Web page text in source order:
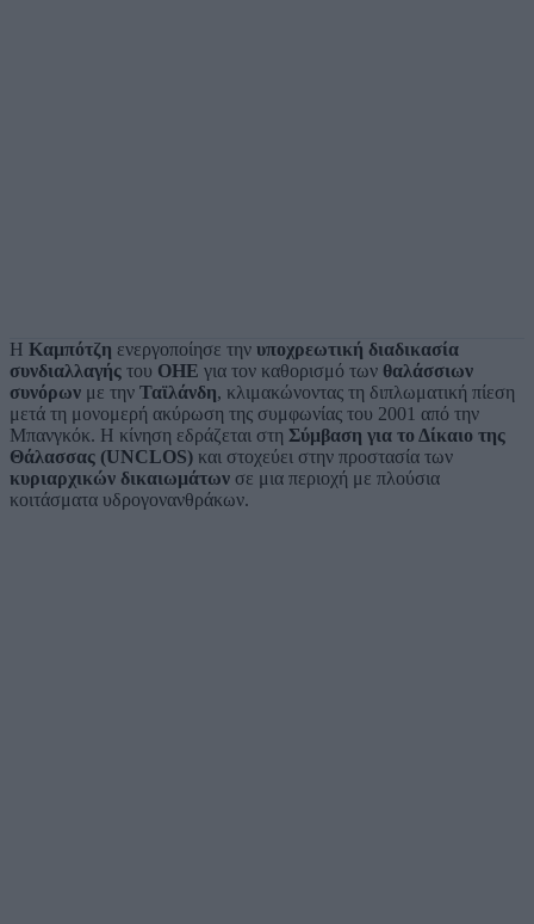
Η Καμπότζη ενεργοποίησε την υποχρεωτική διαδικασία
συνδιαλλαγής του ΟΗΕ για τον καθορισμό των θαλάσσιων
συνόρων με την Ταϊλάνδη, κλιμακώνοντας τη διπλωματική πίεση
μετά τη μονομερή ακύρωση της συμφωνίας του 2001 από την
Μπανγκόκ. Η κίνηση εδράζεται στη Σύμβαση για το Δίκαιο της
Θάλασσας (UNCLOS) και στοχεύει στην προστασία των
κυριαρχικών δικαιωμάτων σε μια περιοχή με πλούσια
κοιτάσματα υδρογονανθράκων.